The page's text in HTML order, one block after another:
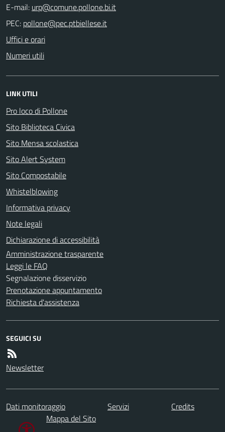
E-mail:
PEC:
Uffici e orari
Numeri utili
LINK UTILI
Pro loco di Pollone
Sito Biblioteca Civica
Sito Mensa scolastica
Sito Alert System
Sito Compostabile
Whistelblowing
Informativa privacy
Note legali
Dichiarazione di accessibilità
Amministrazione trasparente
Leggi le FAQ
Segnalazione disservizio
Prenotazione appuntamento
Richiesta d'assistenza
SEGUICI SU
Newsletter
Dati monitoraggio Servizi
Credits
Mappa del Sito